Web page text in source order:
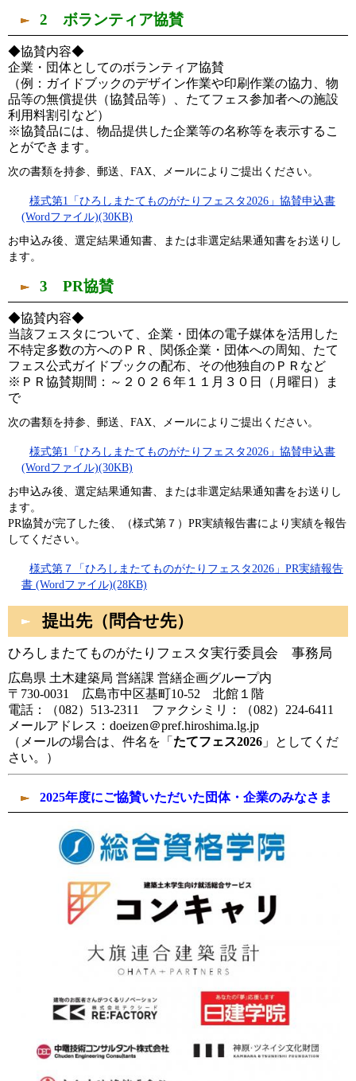
2 ボランティア協賛
◆協賛内容◆
企業・団体としてのボランティア協賛
（例：ガイドブックのデザイン作業や印刷作業の協力、物
品等の無償提供（協賛品等）、たてフェス参加者への施設
利用料割引など）
※協賛品には、物品提供した企業等の名称等を表示するこ
とができます。
次の書類を持参、郵送、FAX、メールによりご提出ください。
様式第1「ひろしまたてものがたりフェスタ2026」協賛申込書
(Wordファイル)(30KB)
お申込み後、選定結果通知書、または非選定結果通知書をお送りし
ます。
3 PR協賛
◆協賛内容◆
当該フェスタについて、企業・団体の電子媒体を活用した
不特定多数の方へのＰＲ、関係企業・団体への周知、たて
フェス公式ガイドブックの配布、その他独自のＰＲなど
※ＰＲ協賛期間：～２０２６年１１月３０日（月曜日）ま
で
次の書類を持参、郵送、FAX、メールによりご提出ください。
様式第1「ひろしまたてものがたりフェスタ2026」協賛申込書
(Wordファイル)(30KB)
お申込み後、選定結果通知書、または非選定結果通知書をお送りし
ます。
PR協賛が完了した後、（様式第７）PR実績報告書により実績を報告
してください。
様式第７「ひろしまたてものがたりフェスタ2026」PR実績報告
書 (Wordファイル)(28KB)
提出先（問合せ先）
ひろしまたてものがたりフェスタ実行委員会 事務局
広島県 土木建築局 営繕課 営繕企画グループ内
〒730-0031 広島市中区基町10-52 北館１階
電話：（082）513-2311 ファクシミリ：（082）224-6411
メールアドレス：doeizen＠pref.hiroshima.lg.jp
（メールの場合は、件名を「 たてフェス2026 」としてくだ
さい。）
2025年度にご協賛いただいた団体・企業のみなさま